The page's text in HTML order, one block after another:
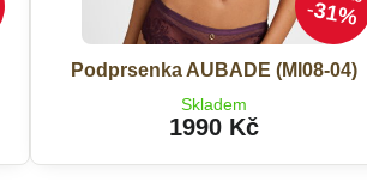
31%
Podprsenka AUBADE (MI08-04)
Skladem
1990 Kč